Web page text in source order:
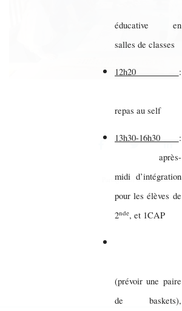
éducative en
salles de classes
12h20 :
repas au self
13h30-16h30 :
après-
midi d’intégration
pour les élèves de
2nde, et 1CAP
(prévoir une paire
de baskets),
Partager sur vos réseaux